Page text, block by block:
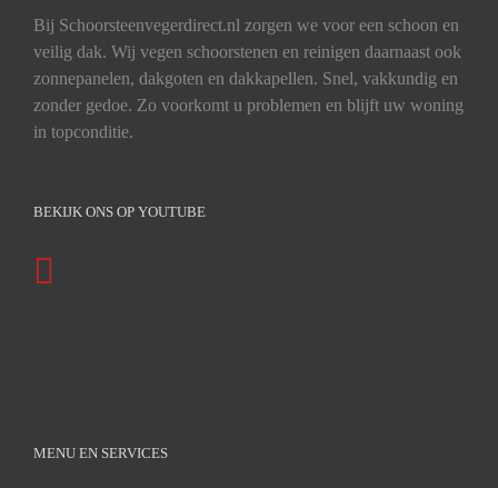
Bij Schoorsteenvegerdirect.nl zorgen we voor een schoon en
veilig dak. Wij vegen schoorstenen en reinigen daarnaast ook
zonnepanelen, dakgoten en dakkapellen. Snel, vakkundig en
zonder gedoe. Zo voorkomt u problemen en blijft uw woning
in topconditie.
BEKIJK ONS OP YOUTUBE
MENU EN SERVICES